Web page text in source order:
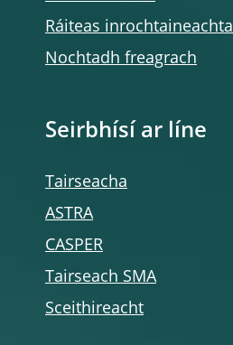
Ráiteas inrochtaineachta
Nochtadh freagrach
Seirbhísí ar líne
Tairseacha
ASTRA
CASPER
Tairseach SMA
Sceithireacht